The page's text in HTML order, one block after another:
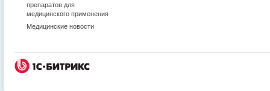
препаратов для
медицинского применения
Медицинские новости